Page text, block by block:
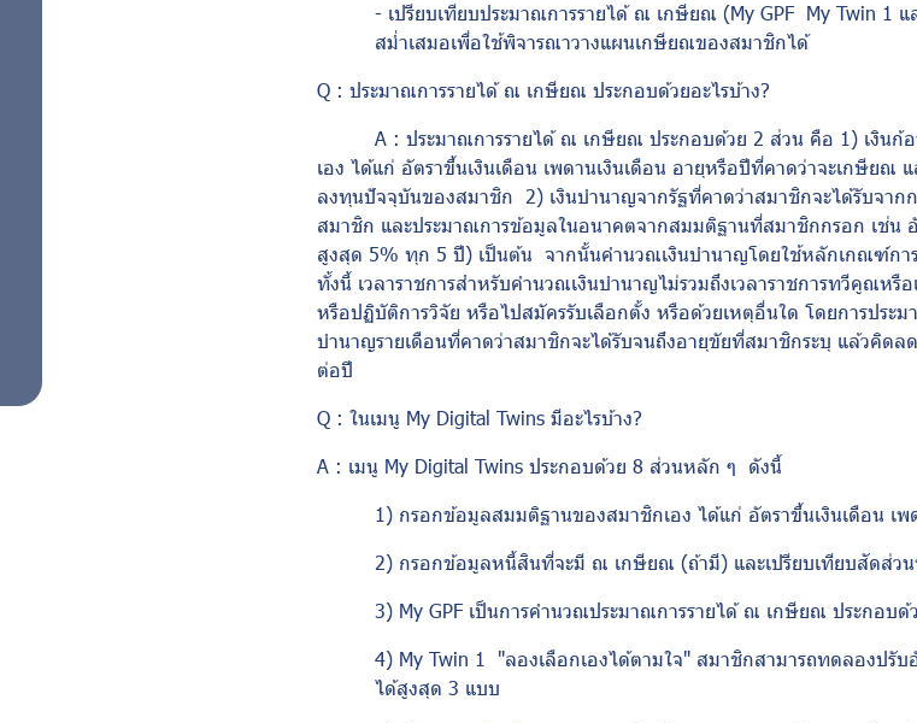
- เปรียบเทียบประมาณการรายได้ ณ เกษียณ (My GPF My Twin 1 แ
สม่ำเสมอเพื่อใช้พิจารณาวางแผนเกษียณของสมาชิกได้
Q : ประมาณการรายได้ ณ เกษียณ ประกอบด้วยอะไรบ้าง?
A : ประมาณการรายได้ ณ เกษียณ ประกอบด้วย 2 ส่วน คือ 1) เงิน
เอง ได้แก่ อัตราขึ้นเงินเดือน เพดานเงินเดือน อายุหรือปีที่คาดว่าจะเกษีย
ลงทุนปัจจุบันของสมาชิก 2) เงินบำนาญจากรัฐที่คาดว่าสมาชิกจะได้รับจา
สมาชิก และประมาณการข้อมูลในอนาคตจากสมมติฐานที่สมาชิกกรอก เช่น
สูงสุด 5% ทุก 5 ปี) เป็นต้น จากนั้นคำนวณเงินบำนาญโดยใช้หลักเกณฑ์ก
ทั้งนี้ เวลาราชการสำหรับคำนวณเงินบำนาญไม่รวมถึงเวลาราชการทวีคูณห
หรือปฏิบัติการวิจัย หรือไปสมัครรับเลือกตั้ง หรือด้วยเหตุอื่นใด โดยการประ
บำนาญรายเดือนที่คาดว่าสมาชิกจะได้รับจนถึงอายุขัยที่สมาชิกระบุ แล้วคิ
ต่อปี
Q : ในเมนู My Digital Twins มีอะไรบ้าง?
A : เมนู My Digital Twins ประกอบด้วย 8 ส่วนหลัก ๆ ดังนี้
1) กรอกข้อมูลสมมติฐานของสมาชิกเอง ได้แก่ อัตราขึ้นเงินเดือน
2) กรอกข้อมูลหนี้สินที่จะมี ณ เกษียณ (ถ้ามี) และเปรียบเทียบสัดส่ว
3) My GPF เป็นการคำนวณประมาณการรายได้ ณ เกษียณ ประกอบด้
4) My Twin 1 "ลองเลือกเองได้ตามใจ" สมาชิกสามารถทดลองปรับ
ได้สูงสุด 3 แบบ